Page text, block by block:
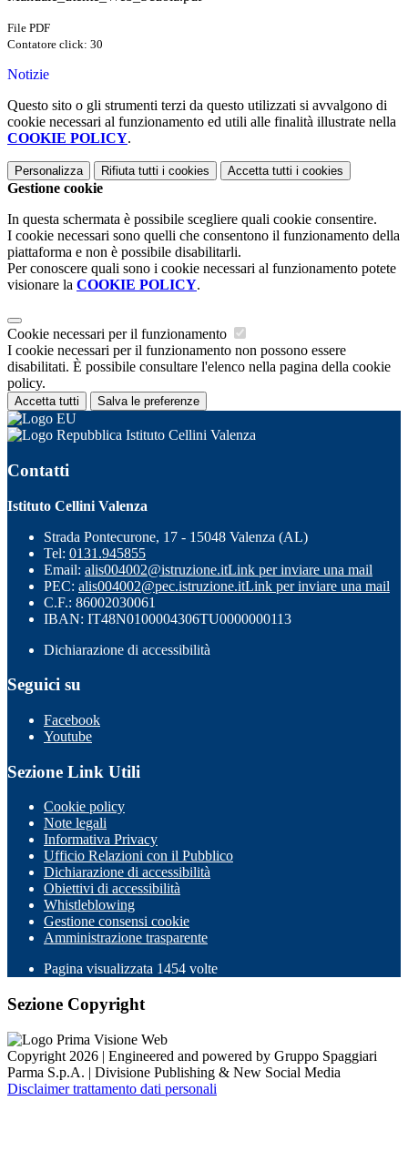
File PDF
Contatore click: 30
Notizie
Questo sito o gli strumenti terzi da questo utilizzati si avvalgono di
cookie necessari al funzionamento ed utili alle finalità illustrate nella
COOKIE POLICY.
Personalizza Rifiuta tutti i cookies Accetta tutti i cookies
Gestione cookie
In questa schermata è possibile scegliere quali cookie consentire.
I cookie necessari sono quelli che consentono il funzionamento della
piattaforma e non è possibile disabilitarli.
Per conoscere quali sono i cookie necessari al funzionamento potete
visionare la COOKIE POLICY.
Cookie necessari per il funzionamento
I cookie necessari per il funzionamento non possono essere
disabilitati. È possibile consultare l'elenco nella pagina della cookie
policy.
Accetta tutti Salva le preferenze
Istituto Cellini Valenza
Contatti
Istituto Cellini Valenza
Strada Pontecurone, 17 - 15048 Valenza (AL)
Tel: 0131.945855
Email: alis004002@istruzione.itLink per inviare una mail
PEC: alis004002@pec.istruzione.itLink per inviare una mail
C.F.: 86002030061
IBAN: IT48N0100004306TU0000000113
Dichiarazione di accessibilità
Seguici su
Facebook
Youtube
Sezione Link Utili
Cookie policy
Note legali
Informativa Privacy
Ufficio Relazioni con il Pubblico
Dichiarazione di accessibilità
Obiettivi di accessibilità
Whistleblowing
Gestione consensi cookie
Amministrazione trasparente
Pagina visualizzata 1454 volte
Sezione Copyright
Copyright 2026 | Engineered and powered by Gruppo Spaggiari
Parma S.p.A. | Divisione Publishing & New Social Media
Disclaimer trattamento dati personali